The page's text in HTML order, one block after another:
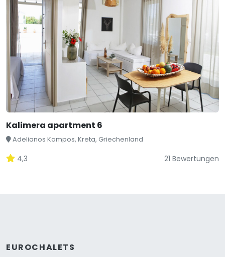
Kalimera apartment 6
Adelianos Kampos, Kreta, Griechenland
4,3 21 Bewertungen
EUROCHALETS